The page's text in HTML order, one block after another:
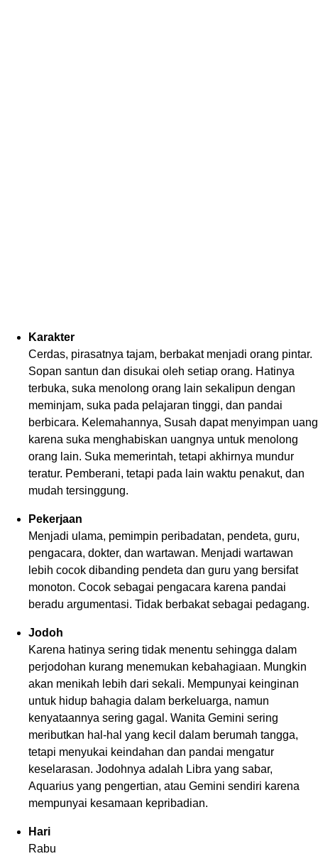
Karakter
Cerdas, pirasatnya tajam, berbakat menjadi orang pintar.
Sopan santun dan disukai oleh setiap orang. Hatinya
terbuka, suka menolong orang lain sekalipun dengan
meminjam, suka pada pelajaran tinggi, dan pandai
berbicara. Kelemahannya, Susah dapat menyimpan uang
karena suka menghabiskan uangnya untuk menolong
orang lain. Suka memerintah, tetapi akhirnya mundur
teratur. Pemberani, tetapi pada lain waktu penakut, dan
mudah tersinggung.
Pekerjaan
Menjadi ulama, pemimpin peribadatan, pendeta, guru,
pengacara, dokter, dan wartawan. Menjadi wartawan
lebih cocok dibanding pendeta dan guru yang bersifat
monoton. Cocok sebagai pengacara karena pandai
beradu argumentasi. Tidak berbakat sebagai pedagang.
Jodoh
Karena hatinya sering tidak menentu sehingga dalam
perjodohan kurang menemukan kebahagiaan. Mungkin
akan menikah lebih dari sekali. Mempunyai keinginan
untuk hidup bahagia dalam berkeluarga, namun
kenyataannya sering gagal. Wanita Gemini sering
meributkan hal-hal yang kecil dalam berumah tangga,
tetapi menyukai keindahan dan pandai mengatur
keselarasan. Jodohnya adalah Libra yang sabar,
Aquarius yang pengertian, atau Gemini sendiri karena
mempunyai kesamaan kepribadian.
Hari
Rabu